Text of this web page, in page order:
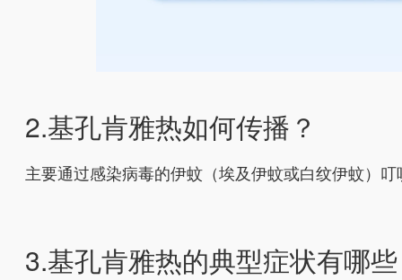
2.基孔肯雅热如何传播？
主要通过感染病毒的伊蚊（埃及伊蚊或白纹伊蚊）
3.基孔肯雅热的典型症状有哪